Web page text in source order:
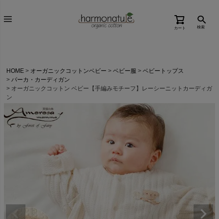
カート 検索
HOME オーガニックコットンベビー ベビー服
ベビートップス
パーカ・カーディガン
オーガニックコットン ベビー【手編みモチーフ】レーシーニットカーディガ
ン